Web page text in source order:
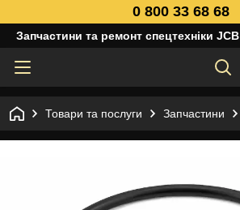
0 800 33 68 68
Запчастини та ремонт спецтехніки JCB
Товари та послуги Запчастини